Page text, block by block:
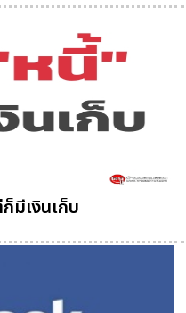
มีเงินเก็บ